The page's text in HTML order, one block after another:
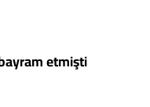
etmişti